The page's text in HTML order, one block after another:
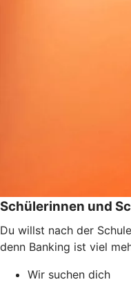
Schülerinnen und
Du willst nach der
denn Banking ist viel
Wir suchen dich